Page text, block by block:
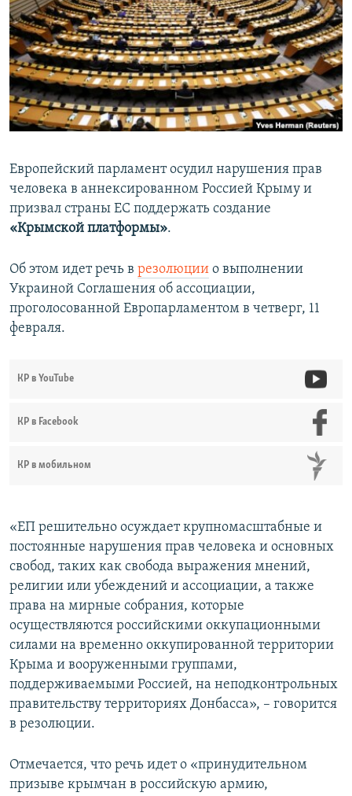
ПОБЕДИТЕЛЕЙ НЕ СУДЯТ?
КРЫМ.НЕПОКОРЕННЫЙ
ELIFBE
УКРАИНСКАЯ ПРОБЛЕМА КРЫМА
ПРИСОЕДИНЯЙТЕСЬ!
Все сайты RFE/RL
Европейский парламент осудил нарушения прав
человека в аннексированном Россией Крыму и
призвал страны ЕС поддержать создание
«Крымской платформы».
Об этом идет речь в резолюции о выполнении
Украиной Соглашения об ассоциации,
проголосованной Европарламентом в четверг, 11
февраля.
КР в YouTube
КР в Facebook
КР в мобильном
«ЕП решительно осуждает крупномасштабные и
постоянные нарушения прав человека и основных
свобод, таких как свобода выражения мнений,
религии или убеждений и ассоциации, а также
права на мирные собрания, которые
осуществляются российскими оккупационными
силами на временно оккупированной территории
Крыма и вооруженными группами,
поддерживаемыми Россией, на неподконтрольных
правительству территориях Донбасса», – говорится
в резолюции.
Отмечается, что речь идет о «принудительном
призыве крымчан в российскую армию,